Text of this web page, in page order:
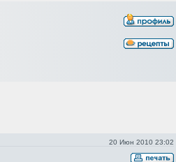
20 Июн 2010 23:02